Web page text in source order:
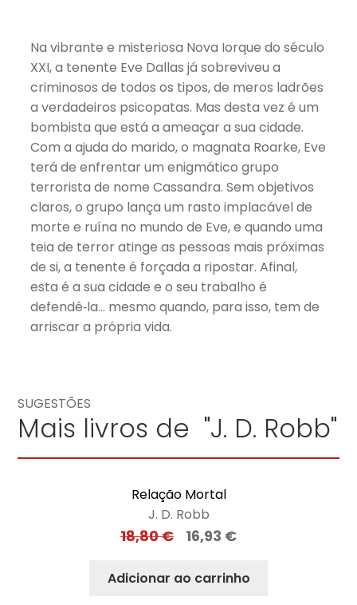
Na vibrante e misteriosa Nova Iorque do século
XXI, a tenente Eve Dallas já sobreviveu a
criminosos de todos os tipos, de meros ladrões
a verdadeiros psicopatas. Mas desta vez é um
bombista que está a ameaçar a sua cidade.
Com a ajuda do marido, o magnata Roarke, Eve
terá de enfrentar um enigmático grupo
terrorista de nome Cassandra. Sem objetivos
claros, o grupo lança um rasto implacável de
morte e ruína no mundo de Eve, e quando uma
teia de terror atinge as pessoas mais próximas
de si, a tenente é forçada a ripostar. Afinal,
esta é a sua cidade e o seu trabalho é
defendê‑la… mesmo quando, para isso, tem de
arriscar a própria vida.
SUGESTÕES
Mais livros de "J. D. Robb"
Relação Mortal
J. D. Robb
18,80€ 16,93 €
Adicionar ao carrinho